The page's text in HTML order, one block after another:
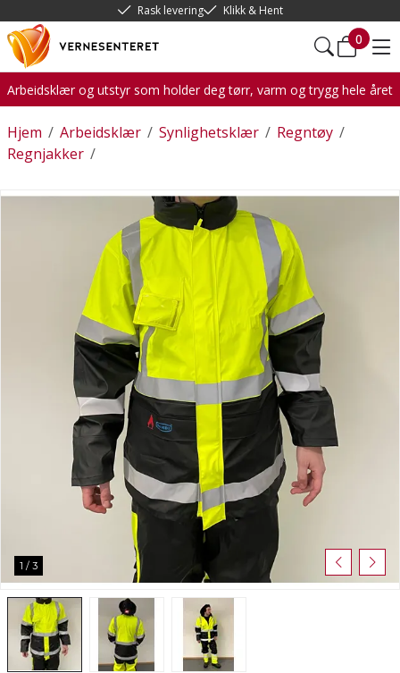
Rask levering Klikk & Hent
0
Arbeidsklær og utstyr som holder deg tørr, varm og trygg hele året
/
Hjem /
Arbeidsklær /
Synlighetsklær /
Regntøy
/
Regnjakker
1 / 3